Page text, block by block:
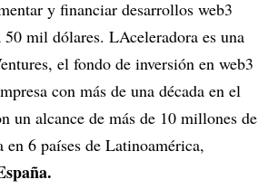
y financiar desarrollos web3
50 mil dólares. LAceleradora es una
el fondo de inversión en web3
con más de una década en el
un alcance de más de 10 millones de
en 6 países de Latinoamérica,